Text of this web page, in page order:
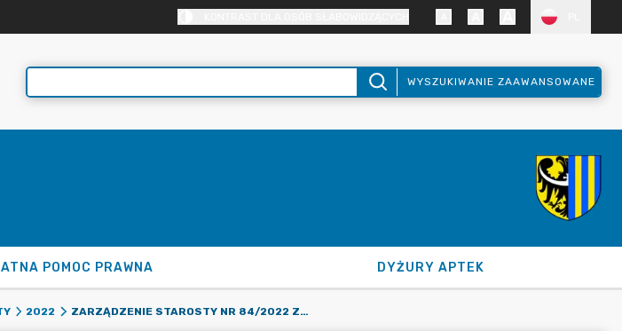
WYSZUKIWANIE ZAAWANSOWANE
POMOC PRAWNA DYŻURY APTEK
2022 ZARZĄDZENIE STAROSTY NR 84/2022 Z DNIA 21 GRUDNIA 2022 R. W SPRAWIE POWOŁANIA KOMISJI REKRUTACYJNEJ DO PRZEPROWADZENIA NABORU W ZWIĄZKU Z KONKURSEM NA STANOWISKO REFERENTA W WYDZIALE BUDŻETU I FINANSÓW.